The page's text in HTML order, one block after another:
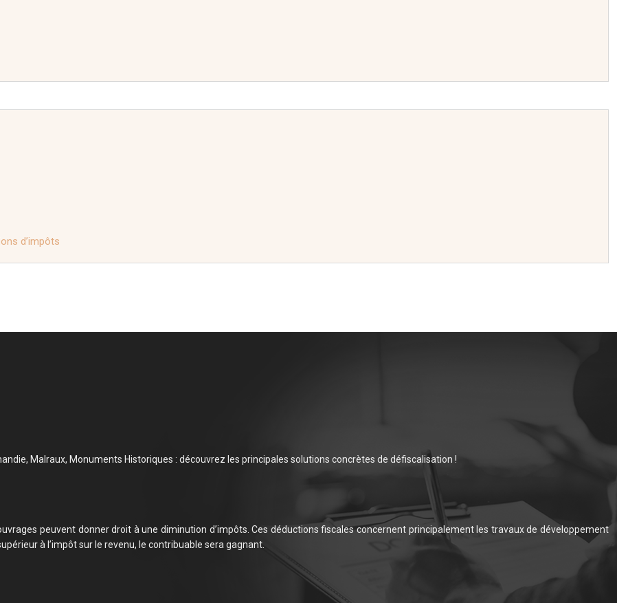
d’impôts
Malraux, Monuments Historiques : découvrez les principales solutions concrètes de défiscalisation !
peuvent donner droit à une diminution d’impôts. Ces déductions fiscales concernent principalement les travaux de développement
à l’impôt sur le revenu, le contribuable sera gagnant.